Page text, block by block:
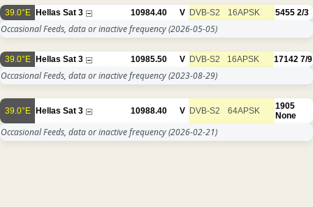
39.0°E Hellas Sat 3 10984.40 V DVB-S2 16APSK 5455 2/3
Occasional Feeds, data or inactive frequency(2026-05-05)
39.0°E Hellas Sat 3 10985.50 V DVB-S2 16APSK 17142 7/9
Occasional Feeds, data or inactive frequency(2023-08-29)
39.0°E Hellas Sat 3 10988.40 V DVB-S2 64APSK
1905
None
Occasional Feeds, data or inactive frequency(2026-02-21)